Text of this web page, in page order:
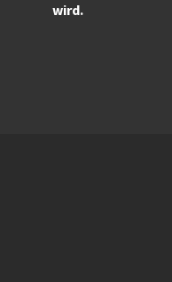
wird.